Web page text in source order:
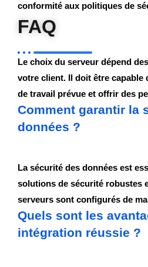
conformité aux politiques de
FAQ
Le choix du serveur dépend
votre client. Il doit être capable
de travail prévue et offrir des
Comment garantir la
données ?
La sécurité des données est
solutions de sécurité robustes
serveurs sont configurés de
Quels sont les
intégration réussie ?